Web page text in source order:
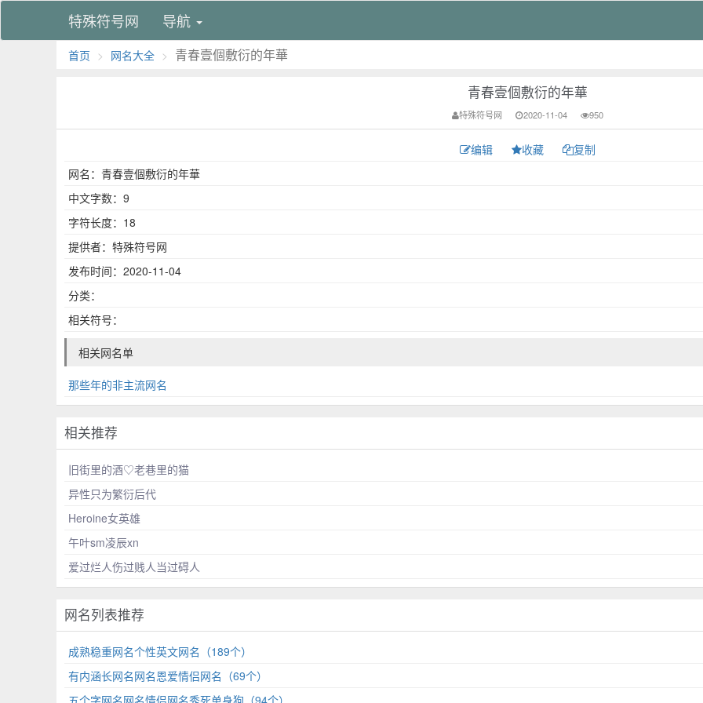
特殊符号网 导航
首页 网名大全 青春壹個敷衍的年華
青春壹個敷衍的年華
特殊符号网 2020-11-04 950
编辑 收藏
复制
网名：青春壹個敷衍的年華
中文字数：9
字符长度：18
提供者：特殊符号网
发布时间：2020-11-04
分类：
相关符号：
相关网名单
那些年的非主流网名
相关推荐
旧街里的酒♡老巷里的猫
异性只为繁衍后代
Heroine女英雄
午叶sm凌辰xn
爱过烂人伤过贱人当过碍人
网名列表推荐
成熟稳重网名个性英文网名（189个）
有内涵长网名网名恩爱情侣网名（69个）
五个字网名网名情侣网名秀死单身狗（94个）